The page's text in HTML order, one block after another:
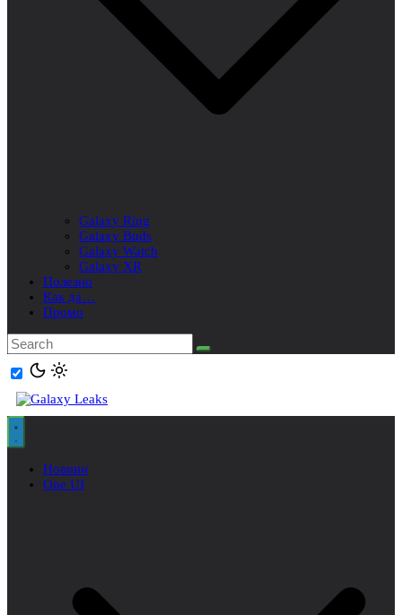
Galaxy Ring
Galaxy Buds
Galaxy Watch
Galaxy XR
Полезно
Как да…
Промо
Новини
One UI